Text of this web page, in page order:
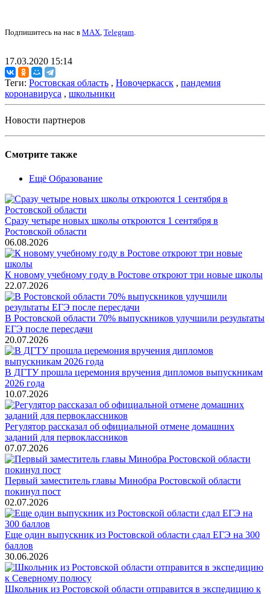
Подпишитесь на нас в MAX, Telegram.
17.03.2020 15:14
Теги: Ростовская область , Новочеркасск , пандемия
коронавируса , школьники
Новости партнеров
Смотрите также
Ещё Образование
Сразу четыре новых школы откроются 1 сентября в
Ростовской области
06.08.2026
К новому учебному году в Ростове откроют три новые школы
22.07.2026
В Ростовской области 70% выпускников улучшили результаты
ЕГЭ после пересдачи
20.07.2026
В ДГТУ прошла церемония вручения дипломов выпускникам
2026 года
10.07.2026
Регулятор рассказал об официальной отмене домашних
заданий для первоклассников
07.07.2026
Первый заместитель главы Минобра Ростовской области
покинул пост
02.07.2026
Еще один выпускник из Ростовской области сдал ЕГЭ на 300
баллов
30.06.2026
Школьник из Ростовской области отправится в экспедицию к